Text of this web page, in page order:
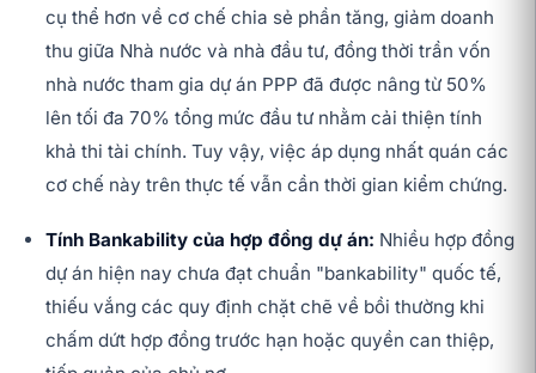
cụ thể hơn về cơ chế chia sẻ phần tăng, giảm doanh
thu giữa Nhà nước và nhà đầu tư, đồng thời trần vốn
nhà nước tham gia dự án PPP đã được nâng từ 50%
lên tối đa 70% tổng mức đầu tư nhằm cải thiện tính
khả thi tài chính. Tuy vậy, việc áp dụng nhất quán các
cơ chế này trên thực tế vẫn cần thời gian kiểm chứng.
Tính Bankability của hợp đồng dự án: Nhiều hợp đồng
dự án hiện nay chưa đạt chuẩn "bankability" quốc tế,
thiếu vắng các quy định chặt chẽ về bồi thường khi
chấm dứt hợp đồng trước hạn hoặc quyền can thiệp,